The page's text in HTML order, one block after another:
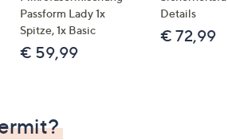
Passform Lady 1x
Spitze, 1x Basic
€ 59,99
Details
€ 72,99